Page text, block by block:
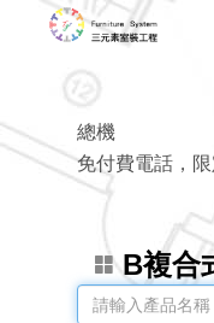
總機
免付費電話，
B複合